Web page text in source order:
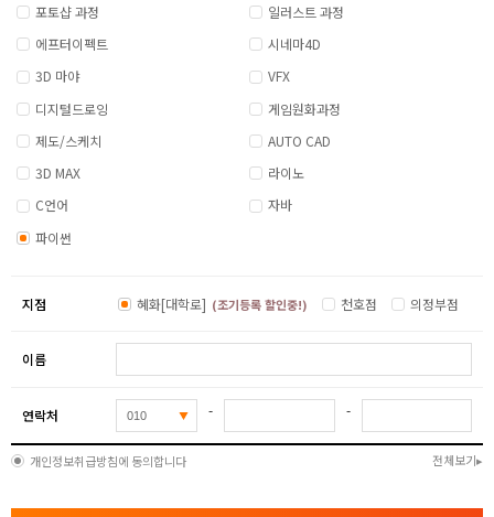
포토샵 과정
일러스트 과정
에프터이펙트
시네마4D
3D 마야
VFX
디지털드로잉
게임원화과정
제도/스케치
AUTO CAD
3D MAX
라이노
C언어
자바
파이썬
지점 혜화[대학로] (조기등록 할인중!) 천호점 의정부점
이름
연락처 - -
개인정보취급방침에 동의합니다 전체보기